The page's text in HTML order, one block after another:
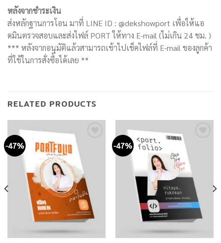
หลังจากชำระเงิน
ส่งหลักฐานการโอน มาที่ LINE ID : @dekshowport เพื่อให้แอ
ดมินตรวจสอบและส่งไฟล์ PORT ให้ทาง E-mail (ไม่เกิน 24 ชม. )
*** หลังจากอนุมัติแล้วสามารถเช้าไปเช็คไฟล์ที่ E-mail ของลูกค้า
ที่ใช้ในการสั่งซื้อได้เลย **
RELATED PRODUCTS
-47% -47%